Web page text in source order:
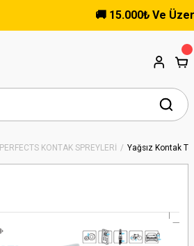
🚚 15.000₺ Ve Üzeri
PERFECTS KONTAK SPREYLERİ Yağsız Kontak